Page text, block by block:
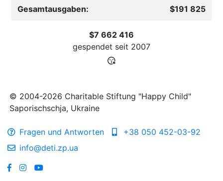
Gesamtausgaben: $191 825
$7 662 416
gespendet seit 2007
© 2004-2026 Charitable Stiftung "Happy Child"
Saporischschja, Ukraine
Fragen und Antworten
+38 050 452-03-92
info@deti.zp.ua